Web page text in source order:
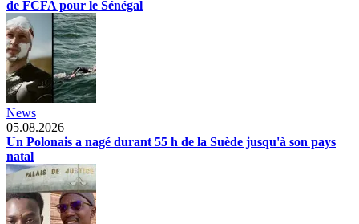
de FCFA pour le Sénégal
News
05.08.2026
Un Polonais a nagé durant 55 h de la Suède jusqu'à son pays
natal